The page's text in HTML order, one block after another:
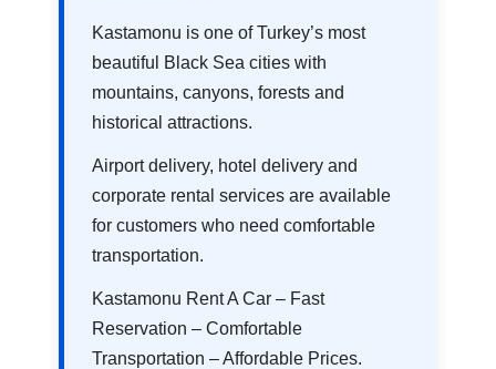
Kastamonu is one of Turkey’s most
beautiful Black Sea cities with
mountains, canyons, forests and
historical attractions.
Airport delivery, hotel delivery and
corporate rental services are available
for customers who need comfortable
transportation.
Kastamonu Rent A Car – Fast
Reservation – Comfortable
Transportation – Affordable Prices.